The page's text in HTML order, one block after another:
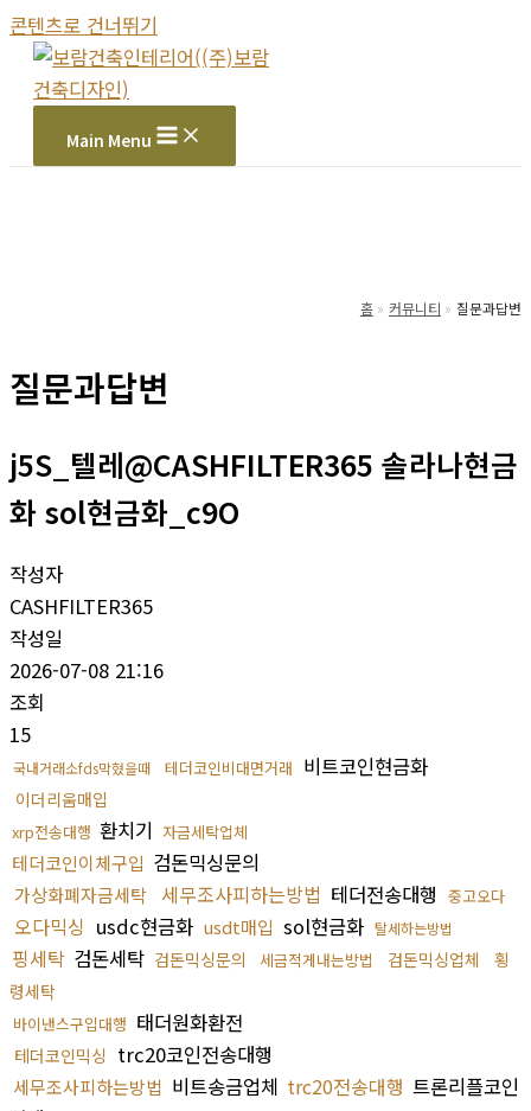
콘텐츠로 건너뛰기
Main Menu
홈 커뮤니티 질문과답변
질문과답변
j5S_텔레@CASHFILTER365 솔라나현금
화 sol현금화_c9O
작성자
CASHFILTER365
작성일
2026-07-08 21:16
조회
15
국내거래소fds막혔을때 테더코인비대면거래 비트코인현금화
이더리움매입
xrp전송대행 환치기 자금세탁업체
테더코인이체구입 검돈믹싱문의
가상화폐자금세탁 세무조사피하는방법 테더전송대행 중고오다
오다믹싱 usdc현금화 usdt매입 sol현금화 탈세하는방법
핑세탁 검돈세탁 검돈믹싱문의 세금적게내는방법 검돈믹싱업체
횡
령세탁
바이낸스구입대행 태더원화환전
테더코인믹싱 trc20코인전송대행
세무조사피하는방법 비트송금업체 trc20전송대행 트론리플코인